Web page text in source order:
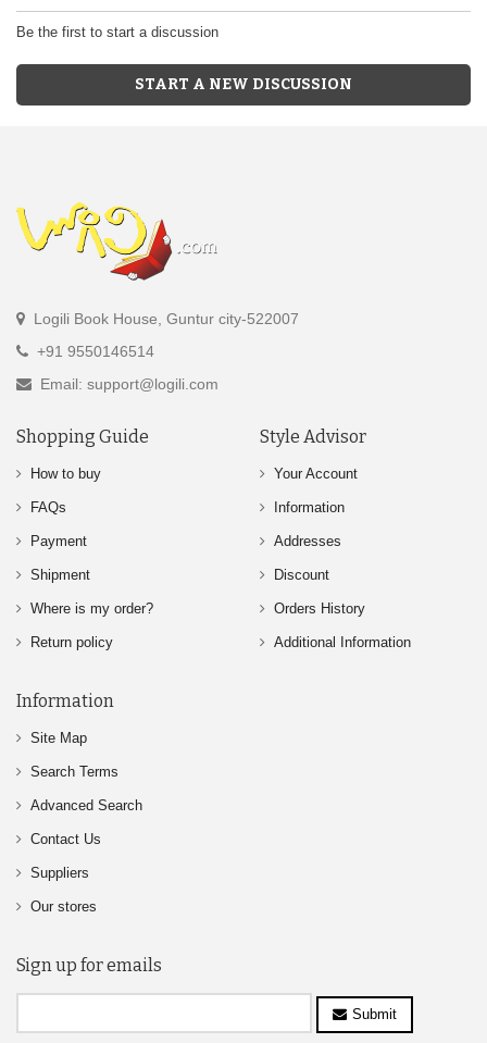
Be the first to start a discussion
START A NEW DISCUSSION
Logili Book House, Guntur city-522007
+91 9550146514
Email: support@logili.com
Shopping Guide
How to buy
FAQs
Payment
Shipment
Where is my order?
Return policy
Style Advisor
Your Account
Information
Addresses
Discount
Orders History
Additional Information
Information
Site Map
Search Terms
Advanced Search
Contact Us
Suppliers
Our stores
Sign up for emails
Submit